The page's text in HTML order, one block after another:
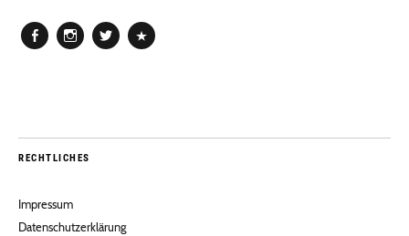
RECHTLICHES
Impressum
Datenschutzerklärung